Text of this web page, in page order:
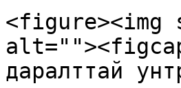
<figure><img
даралттай